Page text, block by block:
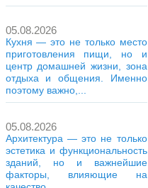
05.08.2026
Кухня — это не только место
приготовления пищи, но и
центр домашней жизни, зона
отдыха и общения. Именно
поэтому важно,...
05.08.2026
Архитектура — это не только
эстетика и функциональность
зданий, но и важнейшие
факторы, влияющие на